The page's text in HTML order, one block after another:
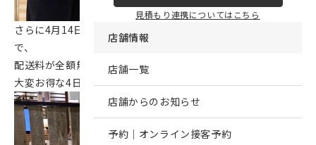
見積もり連携についてはこちら
店舗情報
店舗一覧
店舗からのお知らせ
予約｜オンライン接客予約
さらに4月14日(月)まで、商品代金15万円(税込)以上のご購入
で、
配送料が全額無料となるキャンペーンも行っているため
大変お得な4日間でございます！